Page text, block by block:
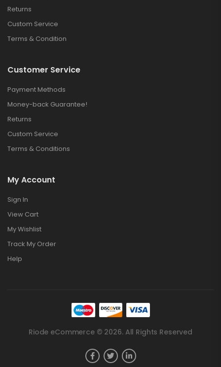
Returns
Custom Service
Terms & Condition
Customer Service
Payment Methods
Money-back Guarantee!
Returns
Custom Service
Terms & Conditions
My Account
Sign In
View Cart
My Wishlist
Track My Order
Help
Riode eCommerce © 2026. All Rights Reserved